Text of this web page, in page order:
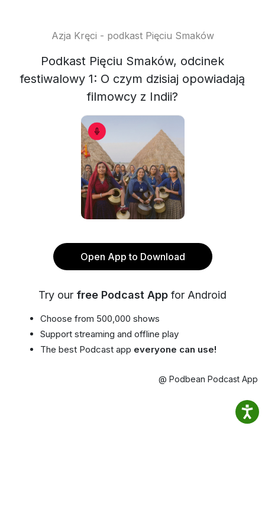
Azja Kręci - podkast Pięciu Smaków
Podkast Pięciu Smaków, odcinek
festiwalowy 1: O czym dzisiaj opowiadają
filmowcy z Indii?
Open App to Download
Try our free Podcast App for Android
Choose from 500,000 shows
Support streaming and offline play
The best Podcast app everyone can use!
@ Podbean Podcast App